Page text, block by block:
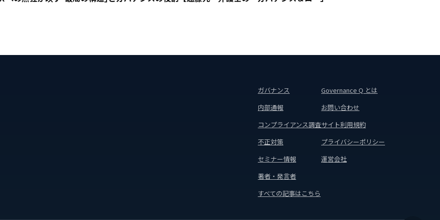
ガバナンス
内部通報
コンプライアンス調査
不正対策
セミナー情報
著者・発言者
すべての記事はこちら
Governance Q とは
お問い合わせ
サイト利用規約
プライバシーポリシー
運営会社